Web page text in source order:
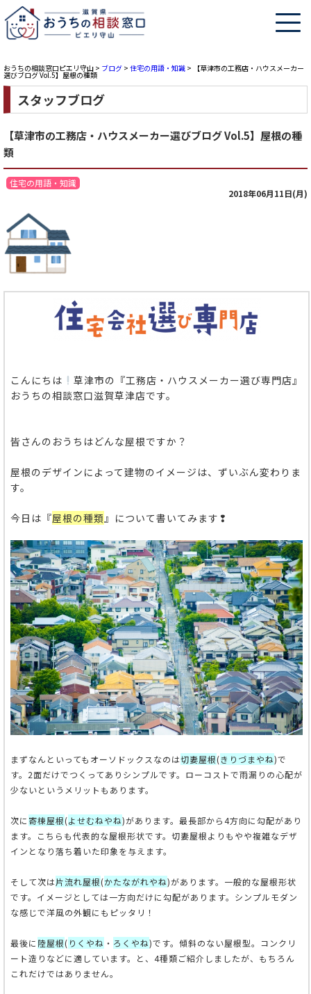
おうちの相談窓口ピエリ守山 > ブログ > 住宅の用語・知識 > 【草津市の工務店・ハウスメーカー
選びブログ Vol.5】屋根の種類
スタッフブログ
【草津市の工務店・ハウスメーカー選びブログ Vol.5】屋根の種
類
住宅の用語・知識
2018年06月11日(月)
こんにちは
草津市の『工務店・ハウスメーカー選び専門店』
おうちの相談窓口滋賀草津店です。
皆さんのおうちはどんな屋根ですか？
屋根のデザインによって建物のイメージは、ずいぶん変わりま
す。
今日は『屋根の種類』について書いてみます❢
まずなんといってもオーソドックスなのは切妻屋根(きりづまやね)で
す。2面だけでつくってありシンプルです。ローコストで雨漏りの心配が
少ないというメリットもあります。
次に 寄棟屋根(よせむねやね)があります。最長部から4方向に勾配があり
ます。こちらも代表的な屋根形状です。切妻屋根よりもやや複雑なデザ
インとなり落ち着いた印象を与えます。
そして次は片流れ屋根(かたながれやね)があります。一般的な屋根形状
です。イメージとしては一方向だけに勾配があります。シンプルモダン
な感じで洋風の外観にもピッタリ！
最後に 陸屋根( りくやね ・ ろくやね)です。傾斜のない屋根型。コンクリ
ート造りなどに適しています。
と、4種類ご紹介しましたが、もちろん
これだけではありません。